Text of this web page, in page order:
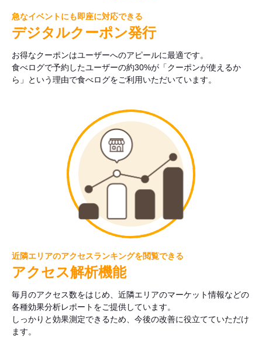
急なイベントにも即座に対応できる
デジタルクーポン発行
お得なクーポンはユーザーへのアピールに最適です。
食べログで予約したユーザーの約30%が「クーポンが使えるか
ら」という理由で食べログをご利用いただいています。
近隣エリアのアクセスランキングを閲覧できる
アクセス解析機能
毎月のアクセス数をはじめ、近隣エリアのマーケット情報などの
各種効果分析レポートをご提供しています。
しっかりと効果測定できるため、今後の改善に役立てていただけ
ます。